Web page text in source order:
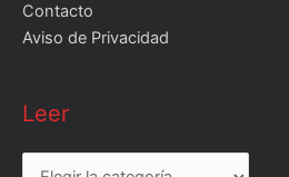
Contacto
Aviso de Privacidad
Leer
Leer